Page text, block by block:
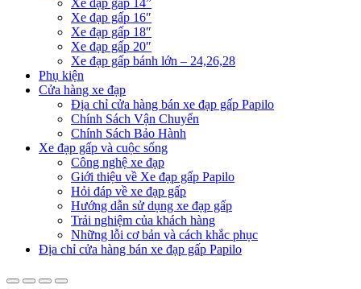
Xe đạp gấp 14”
Xe đạp gấp 16″
Xe đạp gấp 18″
Xe đạp gấp 20″
Xe đạp gấp bánh lớn – 24,26,28
Phụ kiện
Cửa hàng xe đạp
Địa chỉ cửa hàng bán xe đạp gấp Papilo
Chính Sách Vận Chuyển
Chính Sách Bảo Hành
Xe đạp gấp và cuộc sống
Công nghệ xe đạp
Giới thiệu về Xe đạp gấp Papilo
Hỏi đáp về xe đạp gấp
Hướng dẫn sử dụng xe đạp gấp
Trải nghiệm của khách hàng
Những lỗi cơ bản và cách khắc phục
Địa chỉ cửa hàng bán xe đạp gấp Papilo